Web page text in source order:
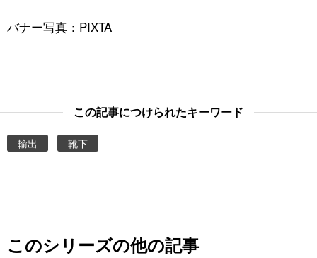
バナー写真：PIXTA
この記事につけられたキーワード
輸出 靴下
このシリーズの他の記事